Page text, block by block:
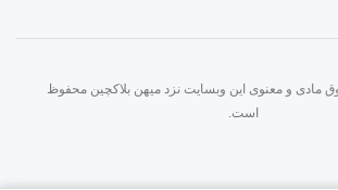
حقوق مادی و معنوی این وبسایت نزد میهن بلاکچین محفوظ
است.